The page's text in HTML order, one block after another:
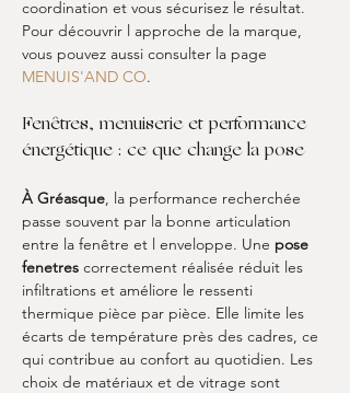
coordination et vous sécurisez le résultat.
Pour découvrir l approche de la marque,
vous pouvez aussi consulter la page
MENUIS'AND CO.
Fenêtres, menuiserie et performance
énergétique : ce que change la pose
À Gréasque, la performance recherchée
passe souvent par la bonne articulation
entre la fenêtre et l enveloppe. Une pose
fenetres correctement réalisée réduit les
infiltrations et améliore le ressenti
thermique pièce par pièce. Elle limite les
écarts de température près des cadres, ce
qui contribue au confort au quotidien. Les
choix de matériaux et de vitrage sont